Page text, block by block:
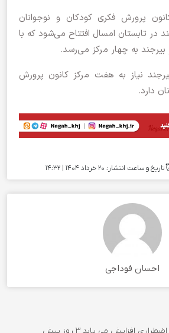
پرورش فکری کودکان و نوجوانان
در تابستان امسال افتتاح می‌شود که با
بیرجند به چهار مرکز می‌رسد.
نیاز به هفت مرکز کانون پرورش
دارد.
تاریخ و ساعت انتشار: ۲۰ خرداد ۱۴۰۴ | 14:32
احسان فوداجی